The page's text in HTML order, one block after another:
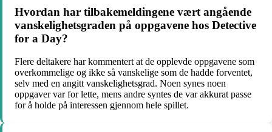
Hvordan har tilbakemeldingene vært angående
vanskelighetsgraden på oppgavene hos Detective
for a Day?
Flere deltakere har kommentert at de opplevde oppgavene som
overkommelige og ikke så vanskelige som de hadde forventet,
selv med en angitt vanskelighetsgrad. Noen synes noen
oppgaver var for lette, mens andre syntes de var akkurat passe
for å holde på interessen gjennom hele spillet.